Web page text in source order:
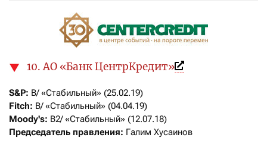
10. АО «Банк ЦентрКредит»
S&P:
Fitch:
Moody's:
Председатель правления: Галим Хусаинов